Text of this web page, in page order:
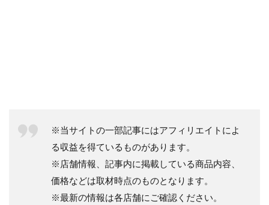
※当サイトの一部記事にはアフィリエイトによ
る収益を得ているものがあります。
※店舗情報、記事内に掲載している商品内容、
価格などは取材時点のものとなります。
※最新の情報は各店舗にご確認ください。